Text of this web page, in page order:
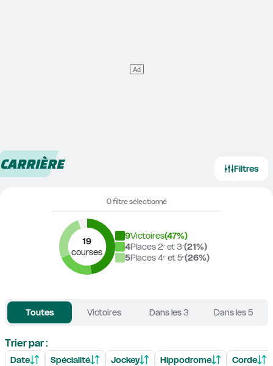
CARRIÈRE Filtres
0 filtre sélectionné
19
courses
9Victoires(47%)
4Places 2ᵉ et 3ᵉ(21%)
5Places 4ᵉ et 5ᵉ(26%)
Toutes Victoires Dans les 3 Dans les 5
Trier par :
Date Spécialité Jockey Hippodrome Corde